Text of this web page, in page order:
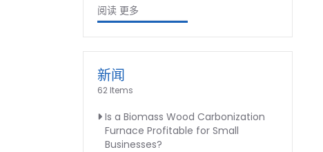
阅读 更多
新闻
62 Items
Is a Biomass Wood Carbonization
Furnace Profitable for Small
Businesses?